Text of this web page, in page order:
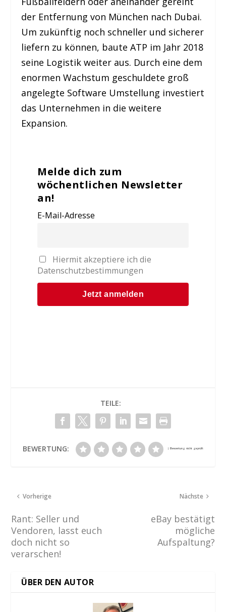
der Entfernung von München nach Dubai.
Um zukünftig noch schneller und sicherer
liefern zu können, baute ATP im Jahr 2018
seine Logistik weiter aus. Durch eine dem
enormen Wachstum geschuldete groß
angelegte Software Umstellung investiert
das Unternehmen in die weitere
Expansion.
Melde dich zum
wöchentlichen Newsletter
an!
E-Mail-Adresse
Hiermit akzeptiere ich die
Datenschutzbestimmungen
TEILE:
BEWERTUNG:
Vorherige
Rant: Seller und
Vendoren, lasst euch
doch nicht so
verarschen!
Nächste
eBay bestätigt
mögliche
Aufspaltung?
ÜBER DEN AUTOR